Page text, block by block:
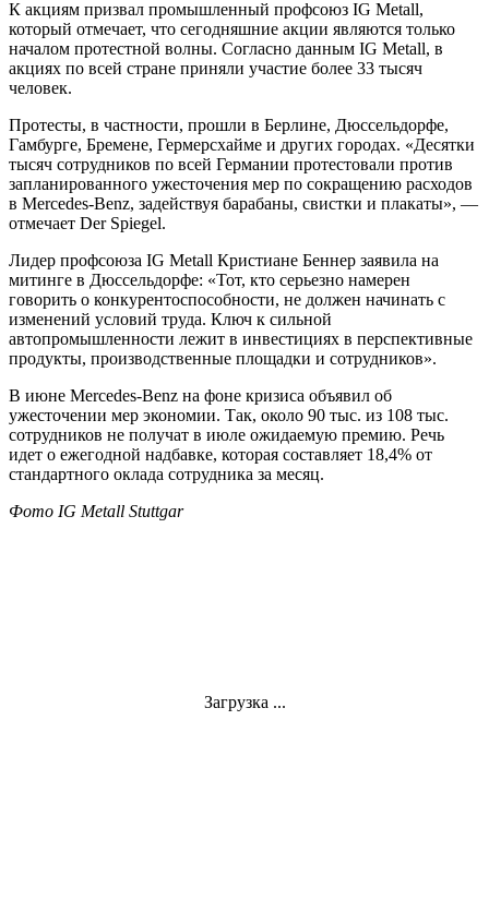
К акциям призвал промышленный профсоюз IG Metall,
который отмечает, что сегодняшние акции являются только
началом протестной волны. Согласно данным IG Metall, в
акциях по всей стране приняли участие более 33 тысяч
человек.
Протесты, в частности, прошли в Берлине, Дюссельдорфе,
Гамбурге, Бремене, Гермерсхайме и других городах. «Десятки
тысяч сотрудников по всей Германии протестовали против
запланированного ужесточения мер по сокращению расходов
в Mercedes-Benz, задействуя барабаны, свистки и плакаты», —
отмечает Der Spiegel.
Лидер профсоюза IG Metall Кристиане Беннер заявила на
митинге в Дюссельдорфе: «Тот, кто серьезно намерен
говорить о конкурентоспособности, не должен начинать с
изменений условий труда. Ключ к сильной
автопромышленности лежит в инвестициях в перспективные
продукты, производственные площадки и сотрудников».
В июне Mercedes-Benz на фоне кризиса объявил об
ужесточении мер экономии. Так, около 90 тыс. из 108 тыс.
сотрудников не получат в июле ожидаемую премию. Речь
идет о ежегодной надбавке, которая составляет 18,4% от
стандартного оклада сотрудника за месяц.
Фото IG Metall Stuttgar
Загрузка ...